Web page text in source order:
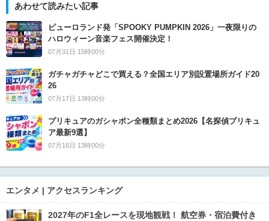
あわせて読みたい記事
ピューロランド発「SPOOKY PUMPKIN 2026」一夜限りの
ハロウィーン音楽フェス開催決定！
07月31日 15時00分
ガチャガチャどこで買える？全国エリア別設置場所ガイド20
26
07月17日 13時00分
プリキュアのガシャポン全種類まとめ2026【名探偵プリキュ
ア最新9選】
07月16日 13時00分
エンタメ | アクセスランキング
2027年のF1全レースを現地観戦！ 航空券・宿泊費付き